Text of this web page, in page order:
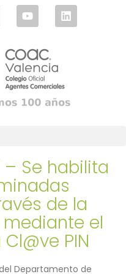
– Se habilita
de la
el
PIN
Departamento de